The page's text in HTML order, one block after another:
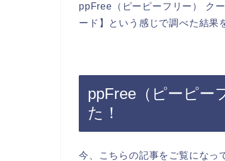
ppFree（ピーピーフリー） ク
ード】という感じで調べた結果
ppFree（ピーピー
た！
今、こちらの記事をご覧になっ